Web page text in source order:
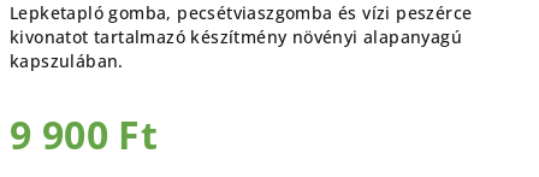
Lepketapló gomba, pecsétviaszgomba és vízi peszérce
kivonatot tartalmazó készítmény növényi alapanyagú
kapszulában.
9 900 Ft